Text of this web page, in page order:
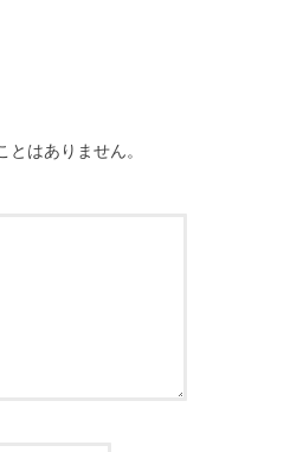
とはありません。